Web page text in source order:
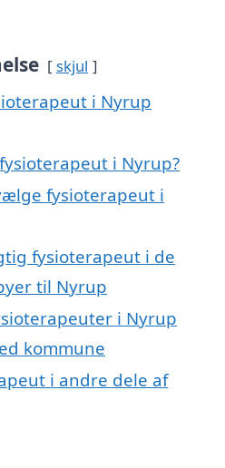
skjul
i Nyrup
i Nyrup?
fysioterapeut i
fysioterapeut i de
til Nyrup
i Nyrup
kommune
i andre dele af